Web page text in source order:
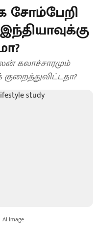
சோம்பேறி
கலாச்சாரமும்
AI Image